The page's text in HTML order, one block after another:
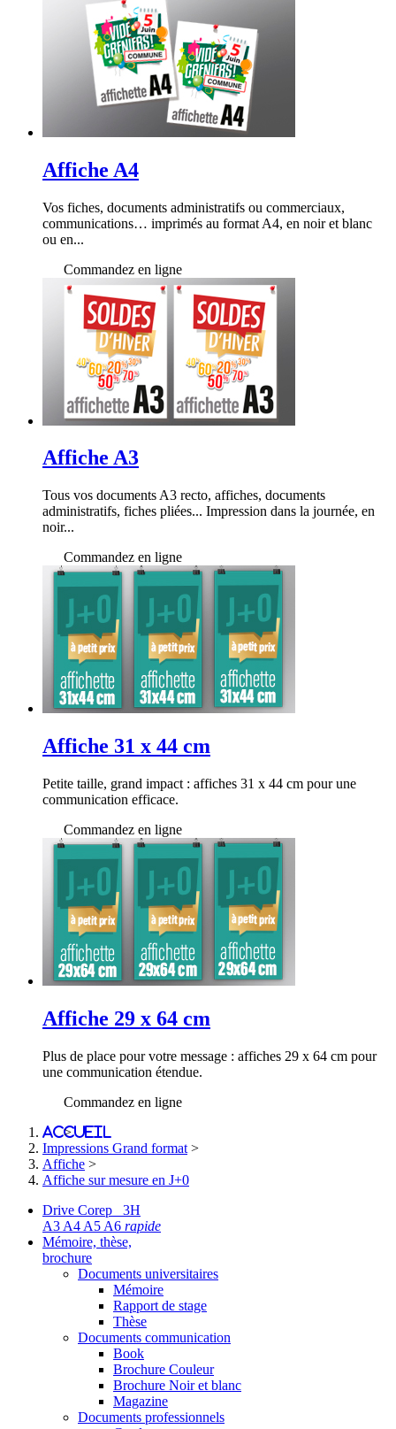
Affiche A4
Vos fiches, documents administratifs ou commerciaux,
communications… imprimés au format A4, en noir et blanc
ou en...
Commandez en ligne
Affiche A3
Tous vos documents A3 recto, affiches, documents
administratifs, fiches pliées... Impression dans la journée, en
noir...
Commandez en ligne
Affiche 31 x 44 cm
Petite taille, grand impact : affiches 31 x 44 cm pour une
communication efficace.
Commandez en ligne
Affiche 29 x 64 cm
Plus de place pour votre message : affiches 29 x 64 cm pour
une communication étendue.
Commandez en ligne
Accueil
>
Impressions Grand format >
Affiche >
Affiche sur mesure en J+0
Drive Corep 3H
A3 A4 A5 A6 rapide
Mémoire, thèse,
brochure
Documents universitaires
Mémoire
Rapport de stage
Thèse
Documents communication
Book
Brochure Couleur
Brochure Noir et blanc
Magazine
Documents professionnels